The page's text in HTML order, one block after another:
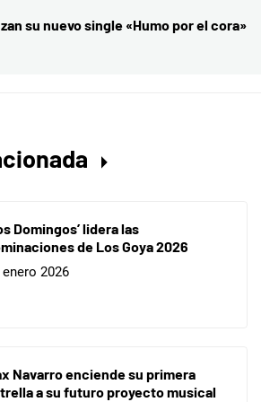
su nuevo single «Humo por el cora»
Domingos’ lidera las
de Los Goya 2026
enero 2026
Navarro enciende su primera
a su futuro proyecto musical